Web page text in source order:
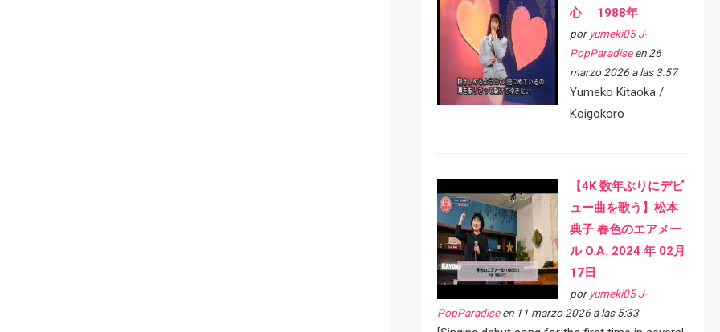
心 1988年
por yumeki05 J-
PopParadiseen 26
marzo 2026 a las 3:57
Yumeko Kitaoka /
Koigokoro
【4K 数年ぶりにデビ
ュー曲を歌う】松本
典子 春色のエアメー
ル O.A. 2024 年 02月
17日
por yumeki05 J-
PopParadiseen 11 marzo 2026 a las 5:33